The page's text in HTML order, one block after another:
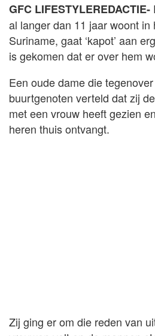
GFC LIFESTYLEREDACTIE-
al langer dan 11 jaar woont in
Suriname, gaat ‘kapot’ aan
is gekomen dat er over hem
Een oude dame die
buurtgenoten verteld dat zij
met een vrouw heeft gezien
heren thuis ontvangt.
Zij ging er om die reden van